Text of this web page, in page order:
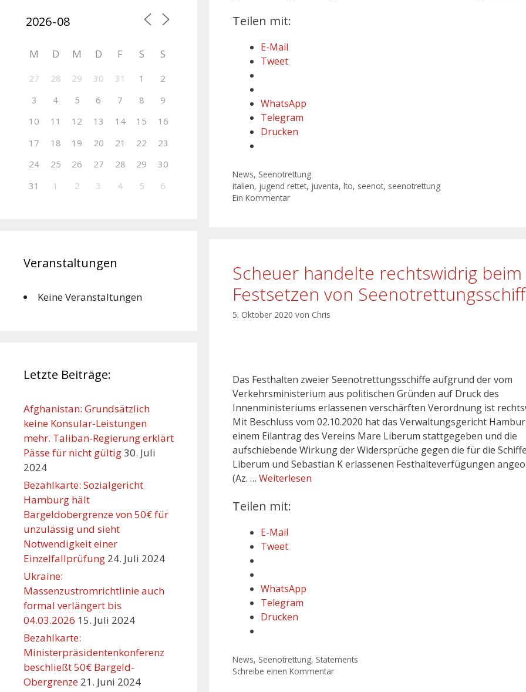
Teilen mit:
E-Mail
Tweet
WhatsApp
Telegram
Drucken
News, Seenotrettung
italien, jugend rettet, juventa, lto, seenot, seenotrettung
Ein Kommentar
Scheuer handelte rechtswidrig beim
Festsetzen von
5. Oktober 2020 von Chris
Das Festhalten zweier Seenotrettungsschiffe aufgrund der vom
Verkehrsministerium aus politischen Gründen auf Druck des
Innenministeriums erlassenen verschärften Verordnung ist
Mit Beschluss vom 02.10.2020 hat das Verwaltungsgericht
einem Eilantrag des Vereins Mare Liberum stattgegeben und die
aufschiebende Wirkung der Widersprüche gegen die für die
Liberum und Sebastian K erlassenen Festhalteverfügungen
(Az. … Weiterlesen
Teilen mit:
E-Mail
Tweet
WhatsApp
Telegram
Drucken
News, Seenotrettung, Statements
Schreibe einen Kommentar
M D M D F S S
27 28 29 30 31 1
2
3
4 5 6 7 8
9
10
11 12 13 14 15
16
17
18 19 20 21 22
23
24
25 26 27 28 29
30
31
1 2 3 4 5 6
Veranstaltungen
Keine Veranstaltungen
Letzte Beiträge:
Afghanistan: Grundsätzlich
keine Konsular-Leistungen
mehr. Taliban-Regierung erklärt
Pässe für nicht gültig30. Juli
2024
Bezahlkarte: Sozialgericht
Hamburg hält
Bargeldobergrenze von 50€ für
unzulässig und sieht
Notwendigkeit einer
Einzelfallprüfung 24. Juli 2024
Ukraine:
Massenzustromrichtlinie auch
formal verlängert bis
04.03.2026 15. Juli 2024
Bezahlkarte:
Ministerpräsidentenkonferenz
beschließt 50€ Bargeld-
Obergrenze 21. Juni 2024